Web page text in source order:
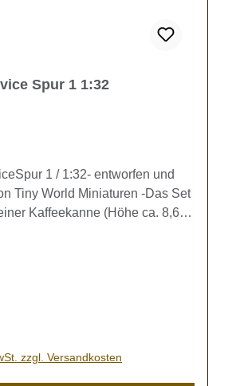
Spur 1 1:32
1 / 1:32- entworfen und
Tiny World Miniaturen -Das Set
Kaffeekanne (Höhe ca. 8,6
zzgl. Versandkosten